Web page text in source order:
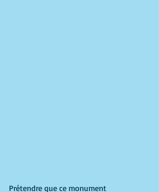
Prétendre que ce monument